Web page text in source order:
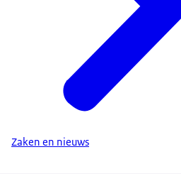
Zaken en nieuws